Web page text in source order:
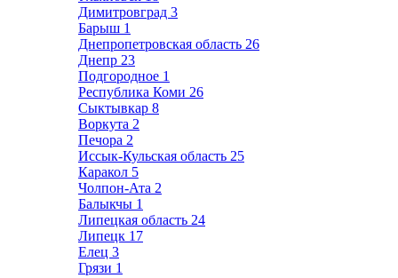
Димитровград 3
Барыш 1
Днепропетровская область 26
Днепр 23
Подгородное 1
Республика Коми 26
Сыктывкар 8
Воркута 2
Печора 2
Иссык-Кульская область 25
Каракол 5
Чолпон-Ата 2
Балыкчы 1
Липецкая область 24
Липецк 17
Елец 3
Грязи 1